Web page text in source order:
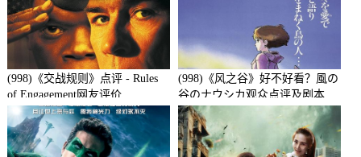
(998)《交战规则》点评 - Rules
of Engagement网友评价
(998)《风之谷》好不好看？風の
谷のナウシカ观众点评及剧本